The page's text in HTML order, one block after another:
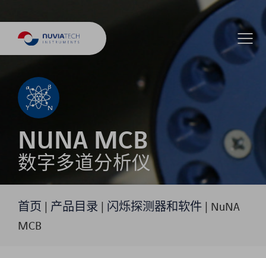
NUNA MCB
数字多道分析仪
首页 | 产品目录 | 闪烁探测器和软件 | NuNA
MCB